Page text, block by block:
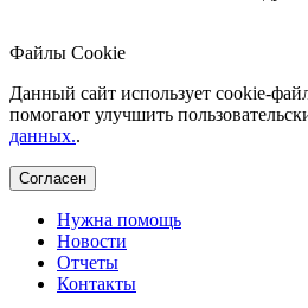
Файлы Cookie
Данный сайт использует cookie-
помогают улучшить
данных..
Согласен
Нужна помощь
Новости
Отчеты
Контакты